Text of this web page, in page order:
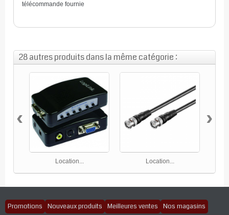
télécommande fournie
28 autres produits dans la même catégorie :
Location... Location...
‹ ›
Promotions Nouveaux produits Meilleures ventes Nos magasins